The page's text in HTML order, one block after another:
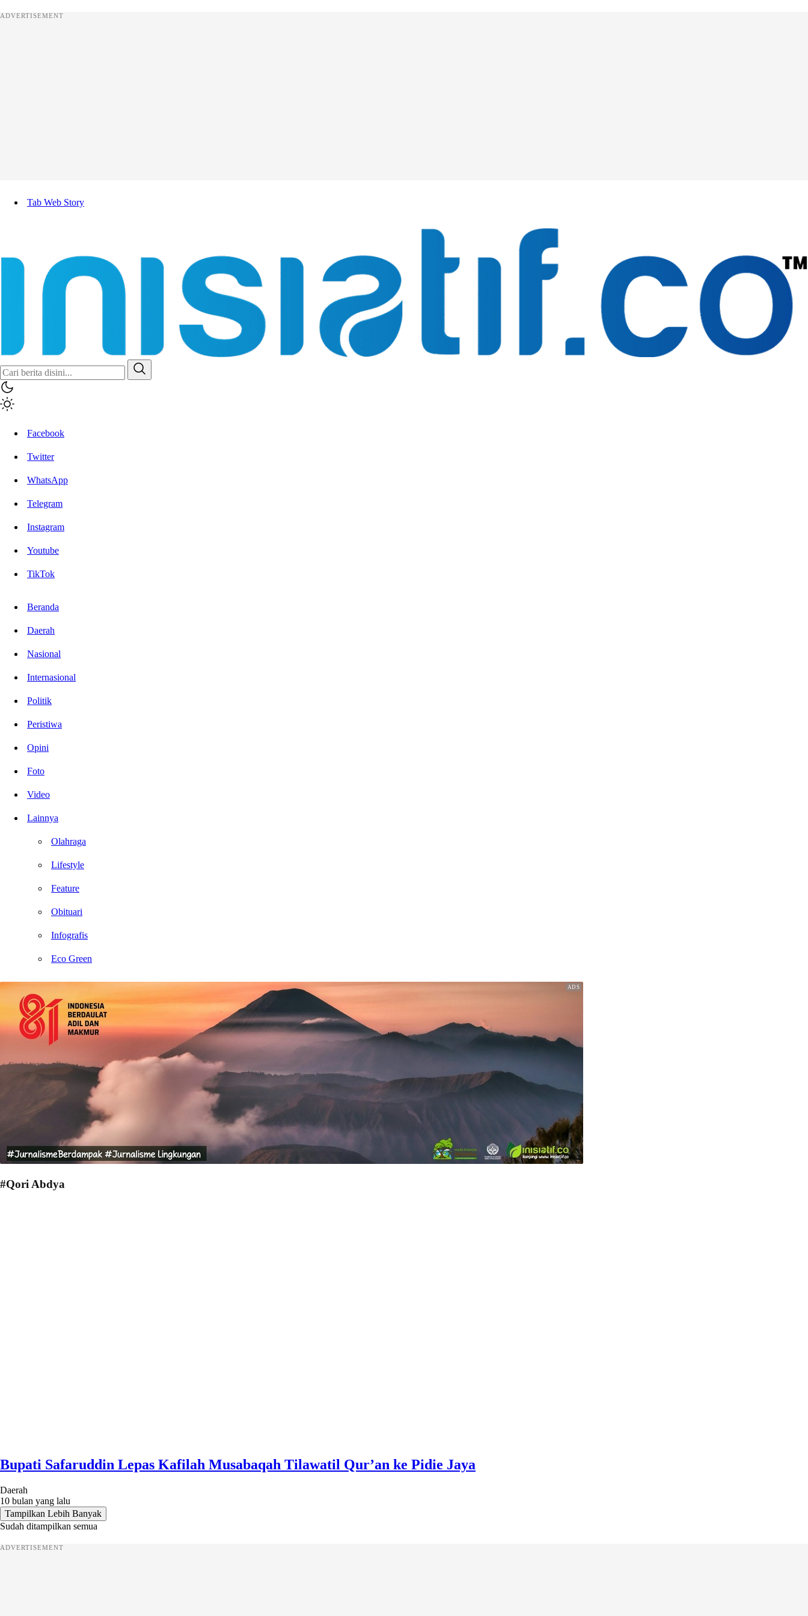
ADVERTISEMENT
Tab Web Story
Inisiatif.co
Stay Connected Stay Informed
Facebook
Twitter
WhatsApp
Telegram
Instagram
Youtube
TikTok
Beranda
Daerah
Nasional
Internasional
Politik
Peristiwa
Opini
Foto
Video
Lainnya
Olahraga
Lifestyle
Feature
Obituari
Infografis
Eco Green
#Qori Abdya
Bupati Safaruddin Lepas Kafilah Musabaqah Tilawatil Qur’an ke Pidie Jaya
Daerah
10 bulan yang lalu
Tampilkan Lebih Banyak
Sudah ditampilkan semua
ADVERTISEMENT